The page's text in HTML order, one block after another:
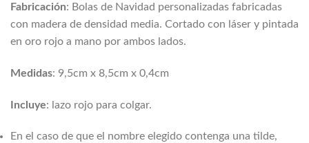
Fabricación: Bolas de Navidad personalizadas fabricadas
con madera de densidad media. Cortado con láser y pintada
en oro rojo a mano por ambos lados.
Medidas: 9,5cm x 8,5cm x 0,4cm
Incluye: lazo rojo para colgar.
En el caso de que el nombre elegido contenga una tilde,